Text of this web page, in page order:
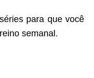
para que você
semanal.